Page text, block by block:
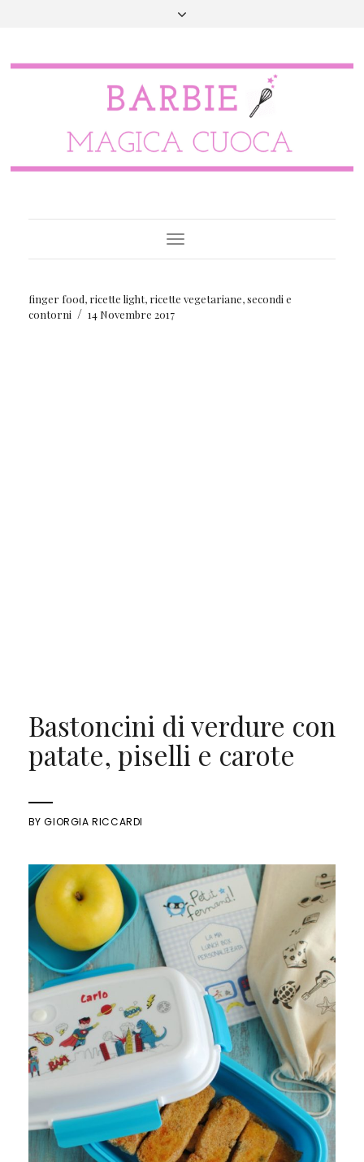
Toggle
Navigation
finger food, ricette light, ricette vegetariane,secondi e
contorni / 14 Novembre 2017
Bastoncini di verdure con
patate, piselli e carote
BYGIORGIA RICCARDI